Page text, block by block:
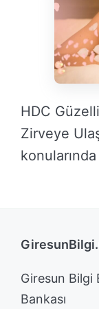
HDC
Zirveye
Giresun Bilgi
Bankası